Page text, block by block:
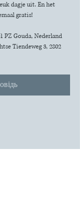
dagje uit. En het
gratis!
PZ Gouda, Nederland
Tiendeweg 3, 2802